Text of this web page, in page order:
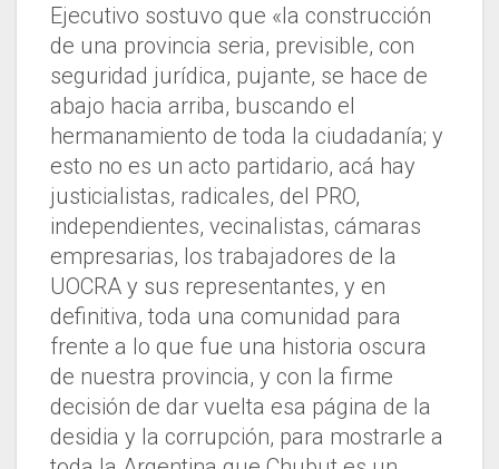
Ejecutivo sostuvo que «la construcción
de una provincia seria, previsible, con
seguridad jurídica, pujante, se hace de
abajo hacia arriba, buscando el
hermanamiento de toda la ciudadanía; y
esto no es un acto partidario, acá hay
justicialistas, radicales, del PRO,
independientes, vecinalistas, cámaras
empresarias, los trabajadores de la
UOCRA y sus representantes, y en
definitiva, toda una comunidad para
frente a lo que fue una historia oscura
de nuestra provincia, y con la firme
decisión de dar vuelta esa página de la
desidia y la corrupción, para mostrarle a